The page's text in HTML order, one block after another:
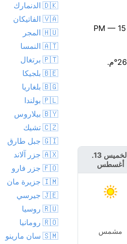
تنفس بسهولة: جودة الهواء جيدة، مؤشر وكالة حماية البيئة 1. إنه يوم طويل: أشرقت الشمس عند 05:37 AM ولن تغرب حتى 08:52 PM — 15
الخميس 13.
أغسطس
مشمس
أغسطس
مشمس
🇩🇰 الدنمارك
🇻🇦 الفاتيكان
🇭🇺 المجر
🇦🇹 النمسا
🇵🇹 برتغال
🇧🇪 بلجيكا
🇧🇬 بلغاريا
🇵🇱 بولندا
🇧🇾 بيلاروس
🇨🇿 تشيك
🇬🇮 جبل طارق
🇦🇽 جزر آلاند
🇫🇴 جزر فارو
🇮🇲 جزيرة مان
🇯🇪 جيرسي
🇷🇺 روسيا
🇷🇴 رومانيا
🇸🇲 سان مارينو